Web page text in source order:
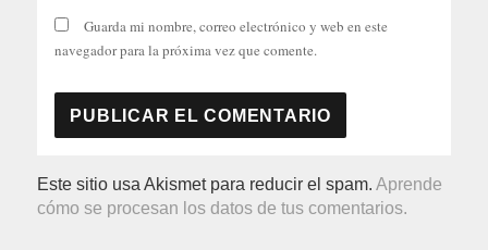
Guarda mi nombre, correo electrónico y web en este
navegador para la próxima vez que comente.
Este sitio usa Akismet para reducir el spam.Aprende
cómo se procesan los datos de tus comentarios.